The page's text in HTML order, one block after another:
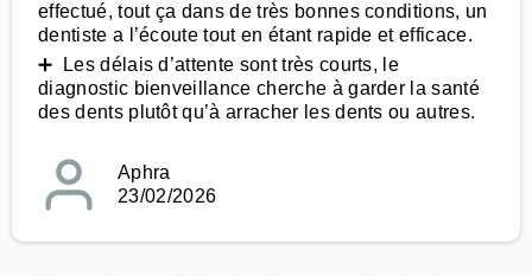
effectué, tout ça dans de très bonnes conditions, un
dentiste a l’écoute tout en étant rapide et efficace.
➕ Les délais d’attente sont très courts, le
diagnostic bienveillance cherche à garder la santé
des dents plutôt qu’à arracher les dents ou autres.
Aphra
23/02/2026